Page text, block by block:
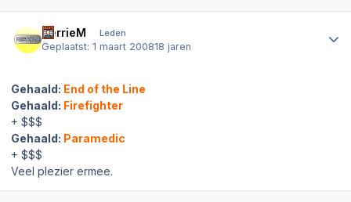
HerrieM Leden
Geplaatst:1 maart 200818 jaren
Gehaald: End of the Line
Gehaald: Firefighter
+ $$$
Gehaald: Paramedic
+ $$$
Veel plezier ermee.